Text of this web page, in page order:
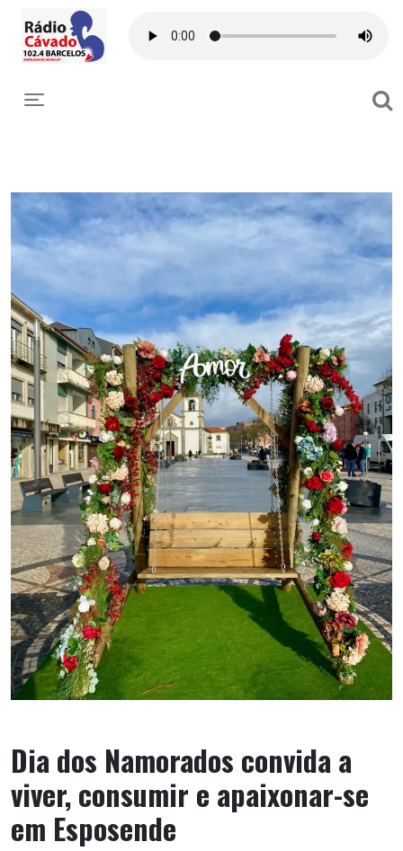
Toggle navigation
Dia dos Namorados convida a
viver, consumir e apaixonar-se
em Esposende